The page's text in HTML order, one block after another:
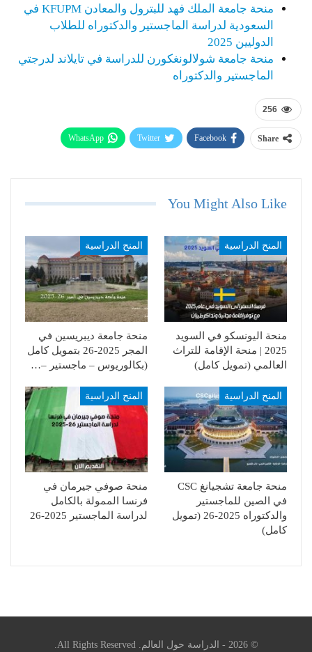
منحة جامعة الملك فهد للبترول والمعادن KFUPM في
السعودية لدراسة الماجستير والدكتوراه للطلاب
الدوليين 2025
منحة جامعة شولالونغكورن للدراسة في تايلاند لدرجتي
الماجستير والدكتوراه
256
Share
Facebook
Twitter
WhatsApp
You Might Also Like
المنح الدراسية
منحة اليونسكو في السويد
2025 | منحة الإقامة للتراث
العالمي (تمويل كامل)
المنح الدراسية
منحة جامعة ديبريسين في
المجر 2025-26 بتمويل كامل
(بكالوريوس – ماجستير –…
المنح الدراسية
منحة جامعة تشجيانغ CSC
في الصين للماجستير
والدكتوراه 2025-26 (تمويل
كامل)
المنح الدراسية
منحة صوفي جيرمان في
فرنسا الممولة بالكامل
لدراسة الماجستير 2025-26
© 2026 - الدراسة حول العالم. All Rights Reserved.